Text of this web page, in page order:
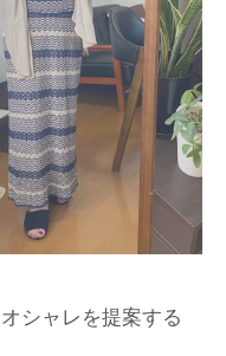
シャレを提案する